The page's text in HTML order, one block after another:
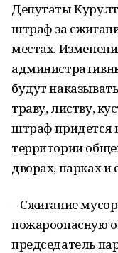
Депутаты
штраф за
местах.
будут
траву, листву,
штраф придется
территории
дворах, парках и
– Сжигание
пожароопасную
председатель